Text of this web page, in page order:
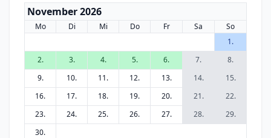
November 2026
Mo Di Mi Do Fr Sa
So
1.
2.
3. 4. 5. 6. 7.
8.
9.
10. 11. 12. 13. 14.
15.
16.
17. 18. 19. 20. 21.
22.
23.
24. 25. 26. 27. 28.
29.
30.